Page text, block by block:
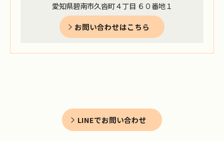
愛知県碧南市久沓町４丁目 ６０番地１
お問い合わせはこちら
LINEでお問い合わせ